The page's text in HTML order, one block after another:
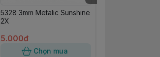
5328 3mm Metalic Sunshine
2X
5.000đ
Chọn mua